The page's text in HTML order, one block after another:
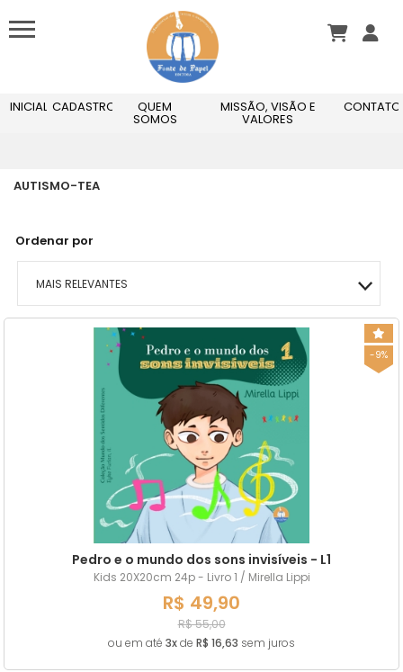
INICIAL CADASTRO QUEM
SOMOS
MISSÃO, VISÃO E
VALORES
CONTATO
AUTISMO-TEA
Ordenar por
MAIS RELEVANTES
MAIS VENDIDOS
MAIOR PREÇO
-9%
Pedro e o mundo dos sons invisíveis - L1
Kids 20X20cm 24p - Livro 1 / Mirella Lippi
R$ 49,90
R$ 55,00
ou em até 3xde R$ 16,63 sem juros